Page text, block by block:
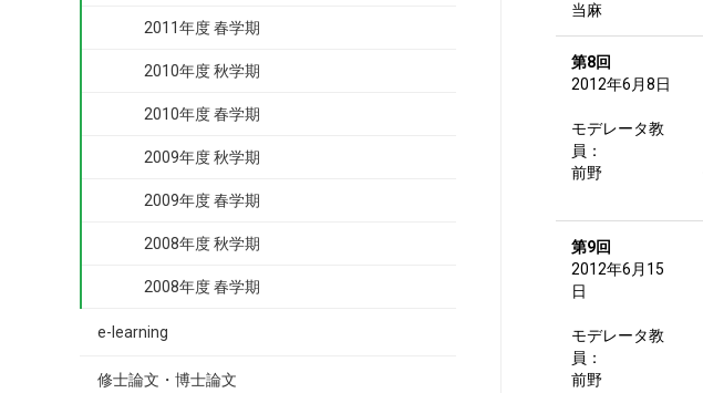
当麻
第8回
2012年6月8日
モデレータ教
員：
前野
第9回
2012年6月15
日
モデレータ教
員：
前野
2011年度 春学期
2010年度 秋学期
2010年度 春学期
2009年度 秋学期
2009年度 春学期
2008年度 秋学期
2008年度 春学期
e-learning
修士論文・博士論文